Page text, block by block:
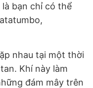
bạn chỉ có thể
nhau tại một thời
Khí này làm
đám mây trên